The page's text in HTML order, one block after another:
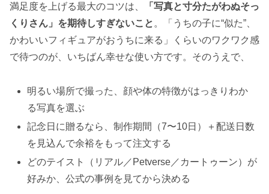
満足度を上げる最大のコツは、
「写真と寸分たがわぬそっ
くりさん」を期待しすぎないこと 。「うちの子に“似た”、
かわいいフィギュアがおうちに来る」くらいのワクワク感
で待つのが、いちばん幸せな使い方です。そのうえで、
明るい場所で撮った、顔や体の特徴がはっきりわか
る写真を選ぶ
記念日に贈るなら、制作期間（7〜10日）＋配送日数
を見込んで余裕をもって注文する
どのテイスト（リアル／Petverse／カートゥーン）が
好みか、公式の事例を見てから決める